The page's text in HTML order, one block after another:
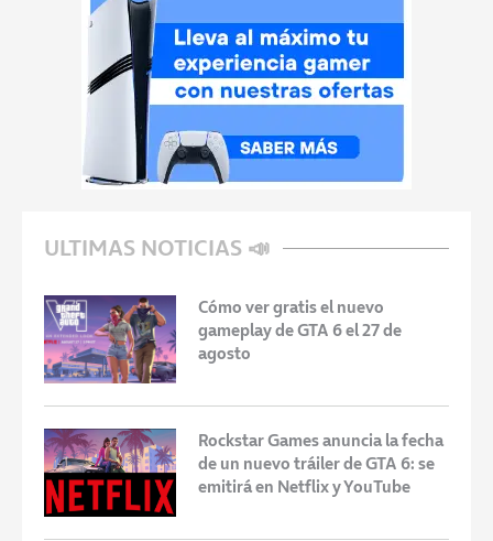
ULTIMAS NOTICIAS 📣
Cómo ver gratis el nuevo
gameplay de GTA 6 el 27 de
agosto
Rockstar Games anuncia la fecha
de un nuevo tráiler de GTA 6: se
emitirá en Netflix y YouTube